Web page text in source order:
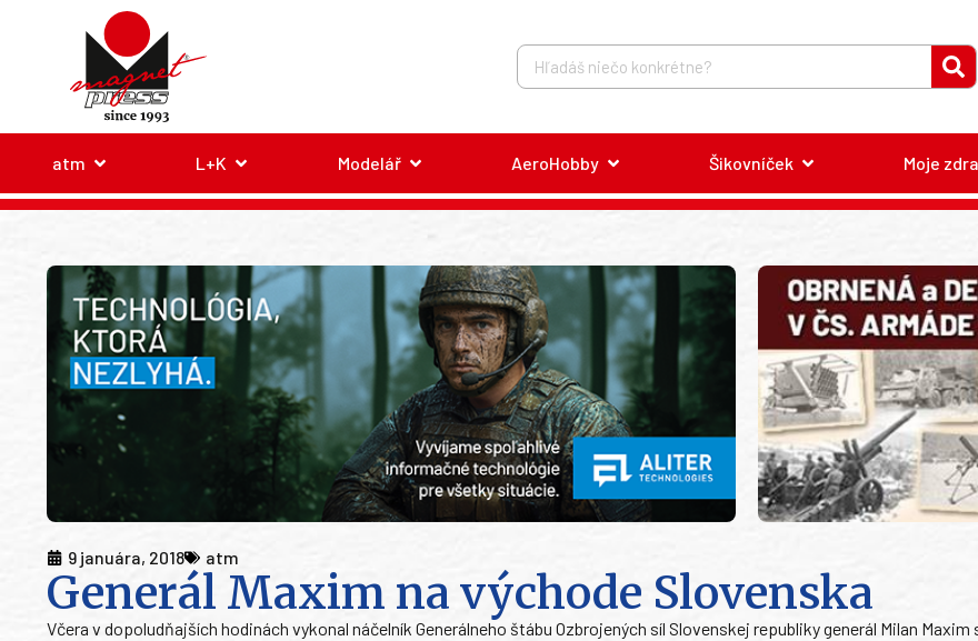
atm L+K Modelář AeroHobby Šikovníček Moje
9 januára, 2018 atm
Generál Maxim na východe Slovenska
Včera v dopoludňajších hodinách vykonal náčelník Generálneho štábu Ozbrojených síl Slovenskej republiky generál Milan Maxim